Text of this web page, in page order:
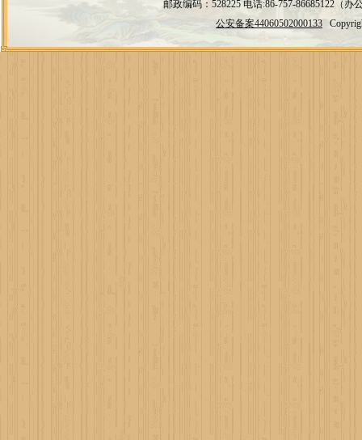
邮政编码：528225 电话:86-757-86685122（
公安备案44060502000133